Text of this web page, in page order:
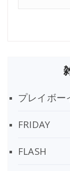
プレイボー
FRIDAY
FLASH